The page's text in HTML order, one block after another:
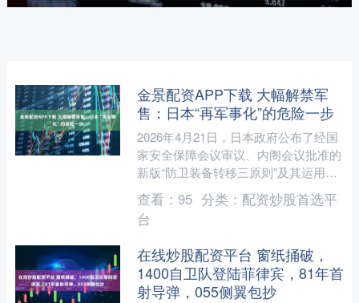
金景配资APP下载 大幅解禁军
售：日本“再军事化”的危险一步
2026年4月21日，日本政府公布了经国
家安全保障会议审议、内阁会议批准的
新版“防卫装备转移三原则”及其运用指
南。杀伤性武器出口获得解禁。由此，
日本出口武器将正....
查看： 95 分类： 配资炒股首选平
台
在线炒股配资平台 窗纸捅破，
1400自卫队登陆菲律宾，81年首
射导弹，055侧翼包抄